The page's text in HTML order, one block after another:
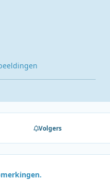
Volgers